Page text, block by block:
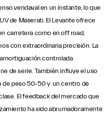
vendaval en un instante, lo que
de Maserati. El Levante ofrece
carretera como en off road,
con extraordinaria precisión. La
controlada
de serie. También influye el uso
de peso 50-50 y un centro de
El feedback del mercado que
ha sido abrumadoramente